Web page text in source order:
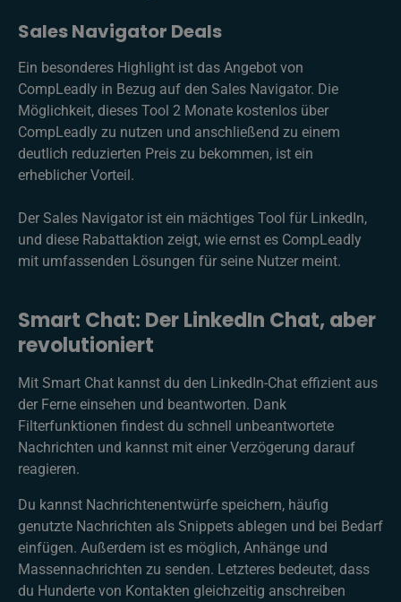
Sales Navigator Deals
Ein besonderes Highlight ist das Angebot von
CompLeadly in Bezug auf den Sales Navigator. Die
Möglichkeit, dieses Tool 2 Monate kostenlos über
CompLeadly zu nutzen und anschließend zu einem
deutlich reduzierten Preis zu bekommen, ist ein
erheblicher Vorteil.
Der Sales Navigator ist ein mächtiges Tool für LinkedIn,
und diese Rabattaktion zeigt, wie ernst es CompLeadly
mit umfassenden Lösungen für seine Nutzer meint.
Smart Chat: Der LinkedIn Chat, aber
revolutioniert
Mit Smart Chat kannst du den LinkedIn-Chat effizient aus
der Ferne einsehen und beantworten. Dank
Filterfunktionen findest du schnell unbeantwortete
Nachrichten und kannst mit einer Verzögerung darauf
reagieren.
Du kannst Nachrichtenentwürfe speichern, häufig
genutzte Nachrichten als Snippets ablegen und bei Bedarf
einfügen. Außerdem ist es möglich, Anhänge und
Massennachrichten zu senden. Letzteres bedeutet, dass
du Hunderte von Kontakten gleichzeitig anschreiben